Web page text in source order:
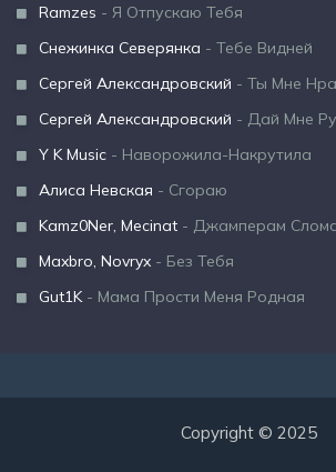
Ramzes - Я Отпускаю Тебя
Снежинка Северянка - Тебе Видней
Сергей Александровский - Ты Мне
Сергей Александровский - Дай Мне
Y K Music - Наворожила-Накрутила
Алиса Невская - Сгораю
Kamz0Ner, Mecinat - Джамперам
Maxbro, Novryx - Без Тебя
Gut1K- Мама Прости Меня Родная
Copyright © 2025